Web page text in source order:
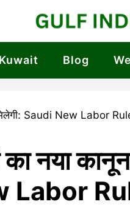
Kuwait Blog
नया
Labor